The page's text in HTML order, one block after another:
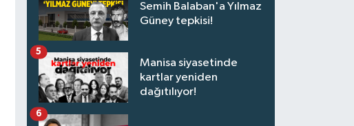
Semih Balaban'a Yılmaz
Güney tepkisi!
Manisa siyasetinde
kartlar yeniden
dağıtılıyor!
5
6